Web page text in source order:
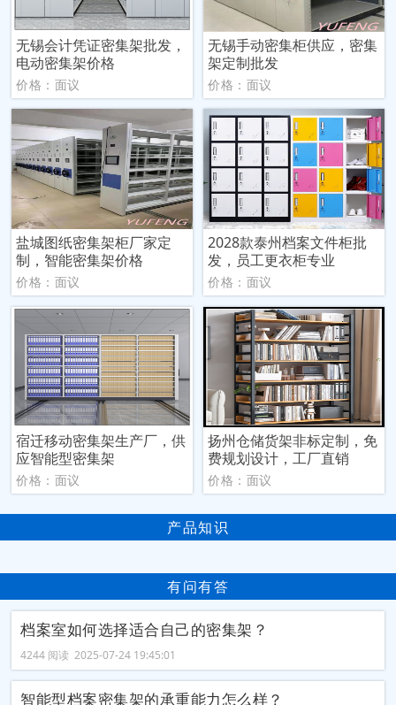
无锡会计凭证密集架批发，
电动密集架价格
价格：面议
无锡手动密集柜供应，密集
架定制批发
价格：面议
盐城图纸密集架柜厂家定
制，智能密集架价格
价格：面议
2028款泰州档案文件柜批
发，员工更衣柜专业
价格：面议
宿迁移动密集架生产厂，供
应智能型密集架
价格：面议
扬州仓储货架非标定制，免
费规划设计，工厂直销
价格：面议
产品知识
有问有答
档案室如何选择适合自己的密集架？
4244 阅读 2025-07-24 19:45:01
智能型档案密集架的承重能力怎么样？